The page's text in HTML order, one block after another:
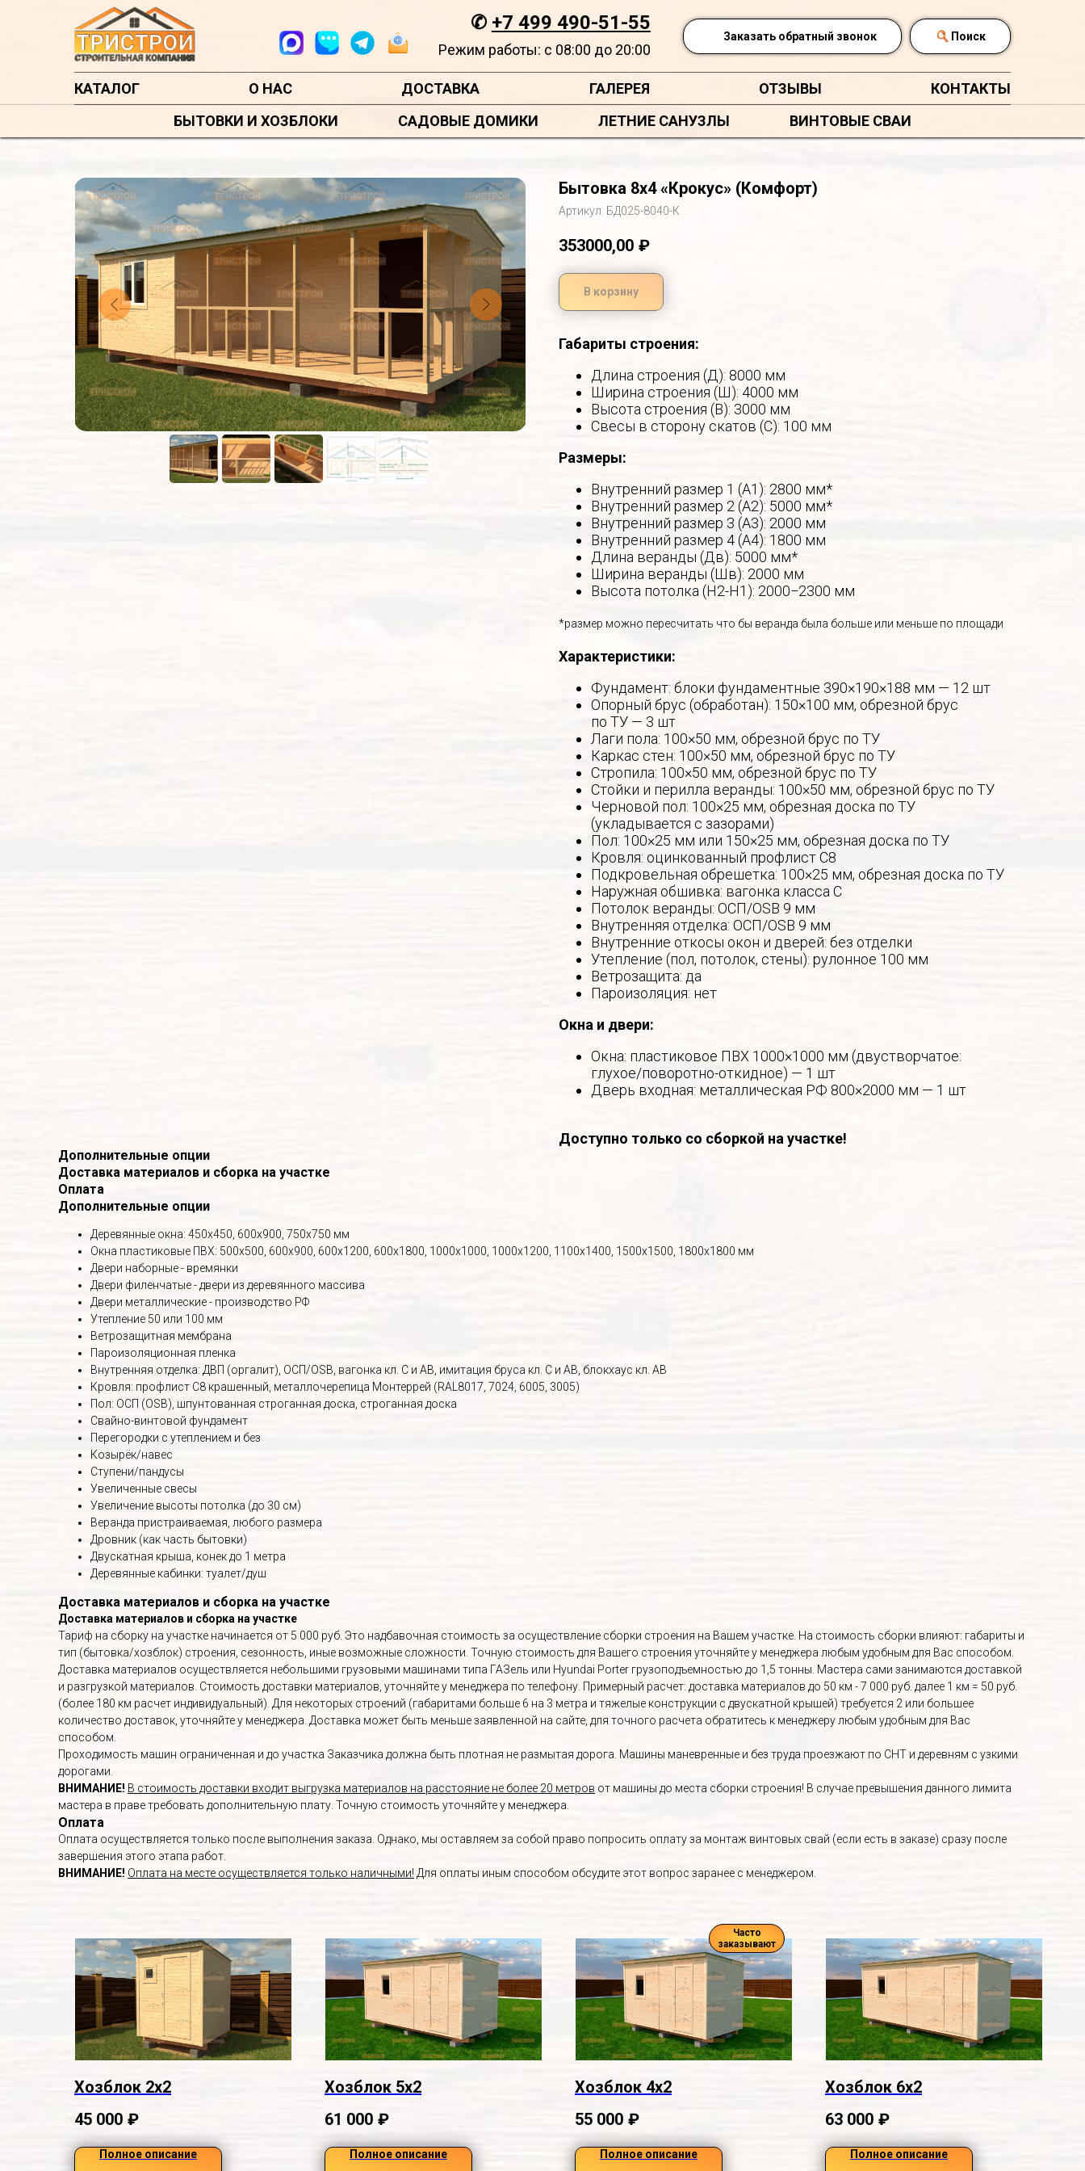
✆ +7 499 490-51-55
Режим работы: с 08:00 до 20:00
Заказать обратный звонок Поиск
КАТАЛОГ О НАС ДОСТАВКА ГАЛЕРЕЯ ОТЗЫВЫ
КОНТАКТЫ
БЫТОВКИ И ХОЗБЛОКИ
САДОВЫЕ ДОМИКИ ЛЕТНИЕ САНУЗЛЫ ВИНТОВЫЕ СВАИ
Бытовка 8х4 «Крокус» (Комфорт)
Артикул: БД025-8040-К
353000,00 ₽
В корзину
Габариты строения:
Длина строения (Д): 8000 мм
Ширина строения (Ш): 4000 мм
Высота строения (В): 3000 мм
Свесы в сторону скатов (С): 100 мм
Размеры:
Внутренний размер 1 (А1): 2800 мм*
Внутренний размер 2 (А2): 5000 мм*
Внутренний размер 3 (А3): 2000 мм
Внутренний размер 4 (А4): 1800 мм
Длина веранды (Дв): 5000 мм*
Ширина веранды (Шв): 2000 мм
Высота потолка (Н2-Н1): 2000−2300 мм
*размер можно пересчитать что бы веранда была больше или меньше по площади
Характеристики:
Фундамент: блоки фундаментные 390×190×188 мм — 12 шт
Опорный брус (обработан): 150×100 мм, обрезной брус
по ТУ — 3 шт
Лаги пола: 100×50 мм, обрезной брус по ТУ
Каркас стен: 100×50 мм, обрезной брус по ТУ
Стропила: 100×50 мм, обрезной брус по ТУ
Стойки и перилла веранды: 100×50 мм, обрезной брус по ТУ
Черновой пол: 100×25 мм, обрезная доска по ТУ
(укладывается с зазорами)
Пол: 100×25 мм или 150×25 мм, обрезная доска по ТУ
Кровля: оцинкованный профлист С8
Подкровельная обрешетка: 100×25 мм, обрезная доска по ТУ
Наружная обшивка: вагонка класса С
Потолок веранды: ОСП/OSB 9 мм
Внутренняя отделка: ОСП/OSB 9 мм
Внутренние откосы окон и дверей: без отделки
Утепление (пол, потолок, стены): рулонное 100 мм
Ветрозащита: да
Пароизоляция: нет
Окна и двери:
Окна: пластиковое ПВХ 1000×1000 мм (двустворчатое:
глухое/поворотно-откидное) — 1 шт
Дверь входная: металлическая РФ 800×2000 мм — 1 шт
Доступно только со сборкой на участке!
Дополнительные опции
Доставка материалов и сборка на участке
Оплата
Дополнительные опции
Деревянные окна: 450х450, 600х900, 750х750 мм
Окна пластиковые ПВХ: 500х500, 600х900, 600х1200, 600х1800, 1000х1000, 1000х1200, 1100х1400, 1500х1500, 1800х1800 мм
Двери наборные - времянки
Двери филенчатые - двери из деревянного массива
Двери металлические - производство РФ
Утепление 50 или 100 мм
Ветрозащитная мембрана
Пароизоляционная пленка
Внутренняя отделка: ДВП (оргалит), ОСП/OSB, вагонка кл. С и АВ, имитация бруса кл. С и АВ, блокхаус кл. АВ
Кровля: профлист С8 крашенный, металлочерепица Монтеррей (RAL8017, 7024, 6005, 3005)
Пол: ОСП (OSB), шпунтованная строганная доска, строганная доска
Свайно-винтовой фундамент
Перегородки с утеплением и без
Козырёк/навес
Ступени/пандусы
Увеличенные свесы
Увеличение высоты потолка (до 30 см)
Веранда пристраиваемая, любого размера
Дровник (как часть бытовки)
Двускатная крыша, конек до 1 метра
Деревянные кабинки: туалет/душ
Доставка материалов и сборка на участке
Доставка материалов и сборка на участке
Тариф на сборку на участке начинается от 5 000 руб. Это надбавочная стоимость за осуществление сборки строения на Вашем участке. На стоимость сборки влияют: габариты и
тип (бытовка/хозблок) строения, сезонность, иные возможные сложности. Точную стоимость для Вашего строения уточняйте у менеджера любым удобным для Вас способом.
Доставка материалов осуществляется небольшими грузовыми машинами типа ГАЗель или Hyundai Porter грузоподъемностью до 1,5 тонны. Мастера сами занимаются доставкой
и разгрузкой материалов. Стоимость доставки материалов, уточняйте у менеджера по телефону. Примерный расчет: доставка материалов до 50 км - 7 000 руб. далее 1 км = 50 руб.
(более 180 км расчет индивидуальный). Для некоторых строений (габаритами больше 6 на 3 метра и тяжелые конструкции с двускатной крышей) требуется 2 или большее
количество доставок, уточняйте у менеджера. Доставка может быть меньше заявленной на сайте, для точного расчета обратитесь к менеджеру любым удобным для Вас
способом.
Проходимость машин ограниченная и до участка Заказчика должна быть плотная не размытая дорога. Машины маневренные и без труда проезжают по СНТ и деревням с узкими
дорогами.
ВНИМАНИЕ! В стоимость доставки входит выгрузка материалов на расстояние не более 20 метров от машины до места сборки строения! В случае превышения данного лимита
мастера в праве требовать дополнительную плату. Точную стоимость уточняйте у менеджера.
Оплата
Оплата осуществляется только после выполнения заказа. Однако, мы оставляем за собой право попросить оплату за монтаж винтовых свай (если есть в заказе) сразу после
завершения этого этапа работ.
ВНИМАНИЕ! Оплата на месте осуществляется только наличными! Для оплаты иным способом обсудите этот вопрос заранее с менеджером.
Хозблок 2х2
45 000 ₽
Полное описание
Хозблок 5х2
61 000 ₽
Полное описание
Часто
заказывают
Хозблок 4х2
55 000 ₽
Полное описание
Хозблок 6х2
63 000 ₽
Полное описание